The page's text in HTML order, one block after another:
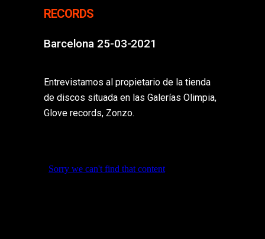
RECORDS
Barcelona 25-03-2021
Entrevistamos al propietario de la tienda
de discos situada en las Galerías Olimpia,
Glove records, Zonzo.